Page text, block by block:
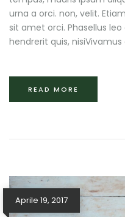
urna a orci. non, velit.
sit amet orci. Phasellus
hendrerit quis, nisiVivamus
READ MORE
Aprile 19, 2017